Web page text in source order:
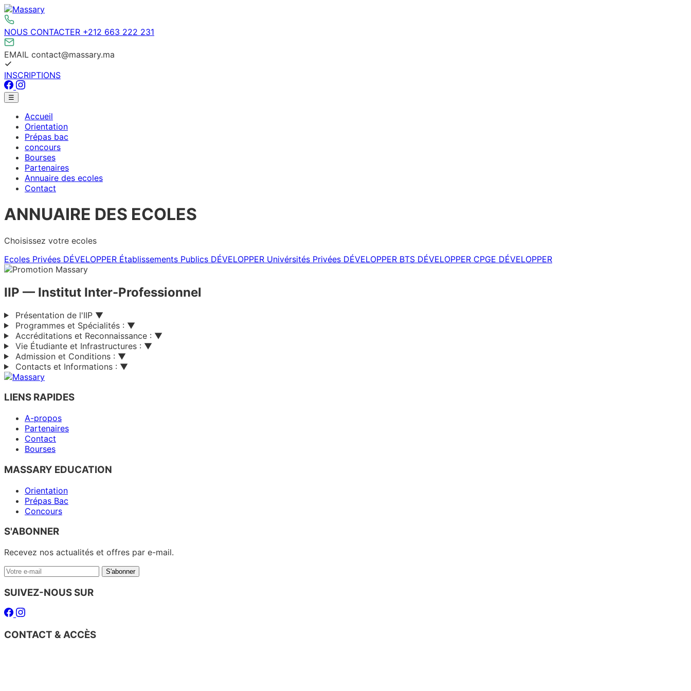
Aller
au
contenu
NOUS CONTACTER +212 663 222 231
EMAIL contact@massary.ma
INSCRIPTIONS
Facebook
Instagram
Menu
principal
☰
Accueil
Orientation
Prépas bac
concours
Bourses
Partenaires
Annuaire des ecoles
Contact
ANNUAIRE DES ECOLES
Choisissez votre ecoles
Ecoles Privées DÉVELOPPER Établissements Publics DÉVELOPPER Univérsités Privées DÉVELOPPER BTS DÉVELOPPER CPGE DÉVELOPPER
IIP — Institut Inter-Professionnel
Présentation de l'IIP ▼
Programmes et Spécialités : ▼
Accréditations et Reconnaissance : ▼
Vie Étudiante et Infrastructures : ▼
Admission et Conditions : ▼
Contacts et Informations : ▼
LIENS RAPIDES
A-propos
Partenaires
Contact
Bourses
MASSARY EDUCATION
Orientation
Prépas Bac
Concours
S'ABONNER
Recevez nos actualités et offres par e-mail.
Votre
mail
S'abonner
SUIVEZ-NOUS SUR
Facebook
Instagram
CONTACT & ACCÈS